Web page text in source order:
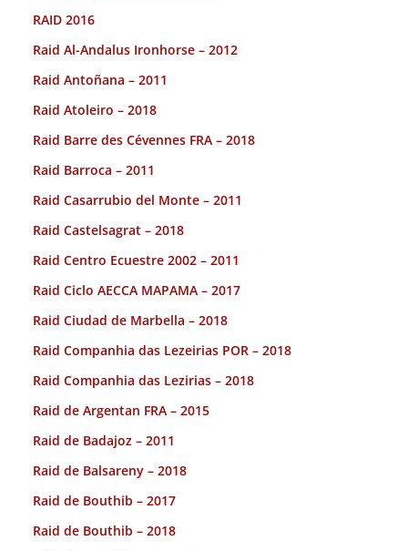
RAID 2016
Raid Al-Andalus Ironhorse – 2012
Raid Antoñana – 2011
Raid Atoleiro – 2018
Raid Barre des Cévennes FRA – 2018
Raid Barroca – 2011
Raid Casarrubio del Monte – 2011
Raid Castelsagrat – 2018
Raid Centro Ecuestre 2002 – 2011
Raid Ciclo AECCA MAPAMA – 2017
Raid Ciudad de Marbella – 2018
Raid Companhia das Lezeirias POR – 2018
Raid Companhia das Lezirias – 2018
Raid de Argentan FRA – 2015
Raid de Badajoz – 2011
Raid de Balsareny – 2018
Raid de Bouthib – 2017
Raid de Bouthib – 2018